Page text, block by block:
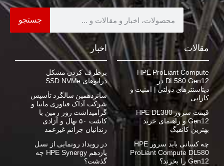
جستجو
مقالات
HPE ProLiant Compute
DL580 Gen12 در
دیتاسنترهای دولتی | امنیت و
کارایی
قیمت سرور HPE DL380
Gen12 و راهنمای خرید
بهترین کانفیگ
چه کسانی باید سرور HPE
ProLiant Compute DL580
Gen12 را بخرند؟
اخبار
برطرف کردن مشکل
درایوهای SSD NVMe
شانزدهمین سالگرد تأسیس
شرکت آداک فناوری مانیا و
گرامیداشت روز زمین با
کاشت ۵۰ نهال و آزادی
زندانیان جرائم غیرعمد
در رویداد رونمایی از نسل
یازدهم HPE Synergy چه
گذشت؟